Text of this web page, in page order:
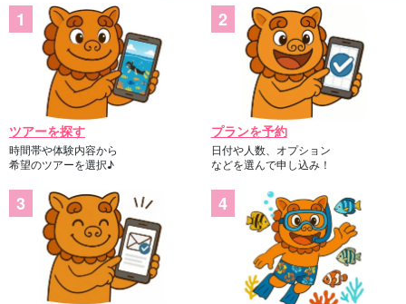
ツアーを探す
時間帯や体験内容から
希望のツアーを選択♪
プランを予約
日付や人数、オプション
などを選んで申し込み！